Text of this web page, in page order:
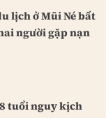
lịch ở Mũi Né bất
người gặp nạn
tuổi nguy kịch